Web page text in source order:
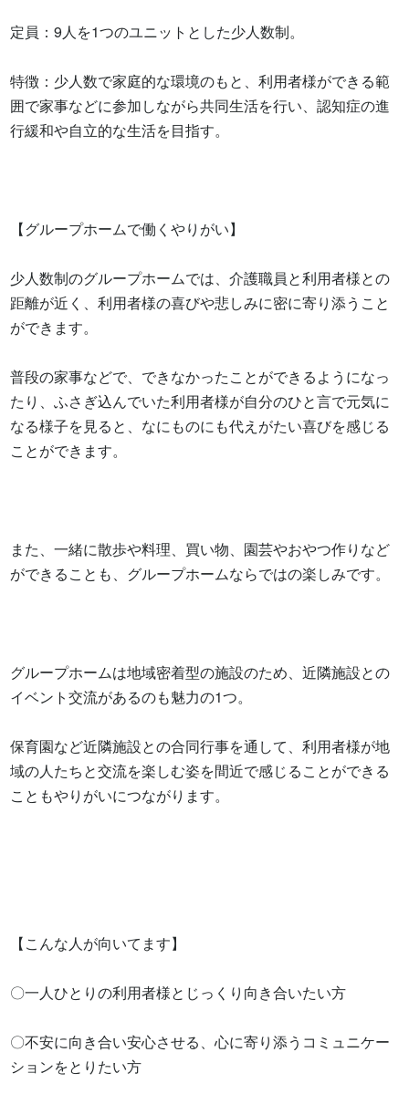
定員：9人を1つのユニットとした少人数制。
特徴：少人数で家庭的な環境のもと、利用者様ができる範
囲で家事などに参加しながら共同生活を行い、認知症の進
行緩和や自立的な生活を目指す。
【グループホームで働くやりがい】
少人数制のグループホームでは、介護職員と利用者様との
距離が近く、利用者様の喜びや悲しみに密に寄り添うこと
ができます。
普段の家事などで、できなかったことができるようになっ
たり、ふさぎ込んでいた利用者様が自分のひと言で元気に
なる様子を見ると、なにものにも代えがたい喜びを感じる
ことができます。
また、一緒に散歩や料理、買い物、園芸やおやつ作りなど
ができることも、グループホームならではの楽しみです。
グループホームは地域密着型の施設のため、近隣施設との
イベント交流があるのも魅力の1つ。
保育園など近隣施設との合同行事を通して、利用者様が地
域の人たちと交流を楽しむ姿を間近で感じることができる
こともやりがいにつながります。
【こんな人が向いてます】
〇一人ひとりの利用者様とじっくり向き合いたい方
〇不安に向き合い安心させる、心に寄り添うコミュニケー
ションをとりたい方